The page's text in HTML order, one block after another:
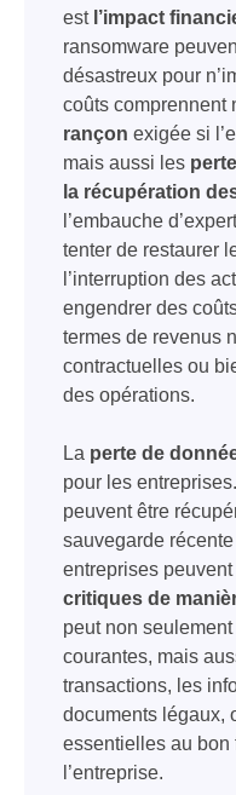
est l’impact
ransomware
désastreux pour
coûts comprennent
rançon exigée si
mais aussi les
la récupération
l’embauche
tenter de restaurer
l’interruption des
engendrer des
termes de revenus
contractuelles ou
des opérations.
La perte de
pour les
peuvent être
sauvegarde
entreprises peuvent
critiques de
peut non
courantes, mais
transactions, les
documents légaux,
essentielles au bon
l’entreprise.